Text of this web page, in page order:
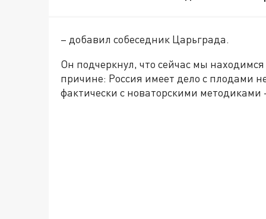
– добавил собеседник Царьграда.
Он подчеркнул, что сейчас мы
причине: Россия имеет дело с плодами
фактически с новаторскими